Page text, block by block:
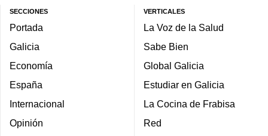
SECCIONES
Portada
Galicia
Economía
España
Internacional
Opinión
VERTICALES
La Voz de la Salud
Sabe Bien
Global Galicia
Estudiar en Galicia
La Cocina de Frabisa
Red